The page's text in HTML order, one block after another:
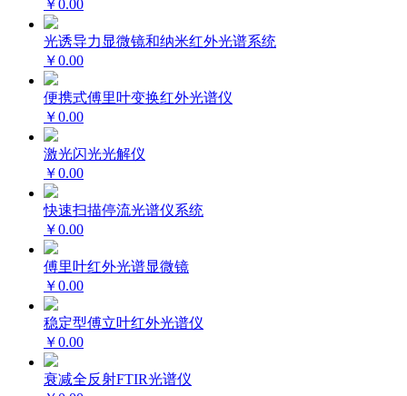
￥0.00
光诱导力显微镜和纳米红外光谱系统
￥0.00
便携式傅里叶变换红外光谱仪
￥0.00
激光闪光光解仪
￥0.00
快速扫描停流光谱仪系统
￥0.00
傅里叶红外光谱显微镜
￥0.00
稳定型傅立叶红外光谱仪
￥0.00
衰减全反射FTIR光谱仪